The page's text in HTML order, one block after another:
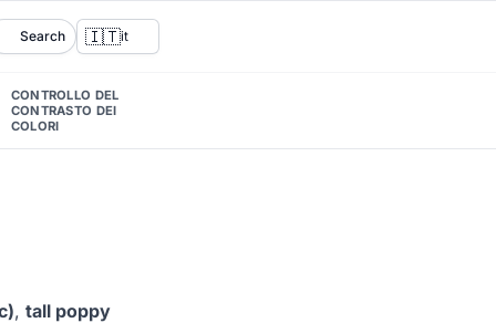
Search 🇮🇹it
CONTROLLO DEL
CONTRASTO DEI
COLORI
, tall poppy